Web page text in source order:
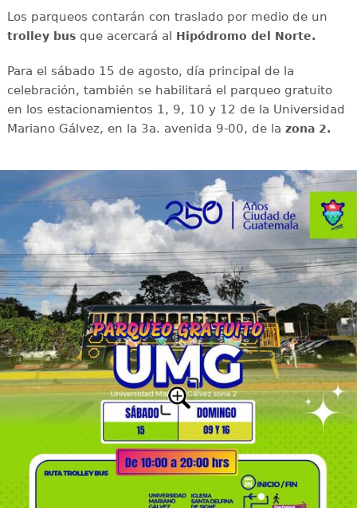
Los parqueos contarán con traslado por medio de un
trolley busque acercará al Hipódromo del Norte.
Para el sábado 15 de agosto, día principal de la
celebración, también se habilitará el parqueo gratuito
en los estacionamientos 1, 9, 10 y 12 de la Universidad
Mariano Gálvez, en la 3a. avenida 9-00, de la zona 2.